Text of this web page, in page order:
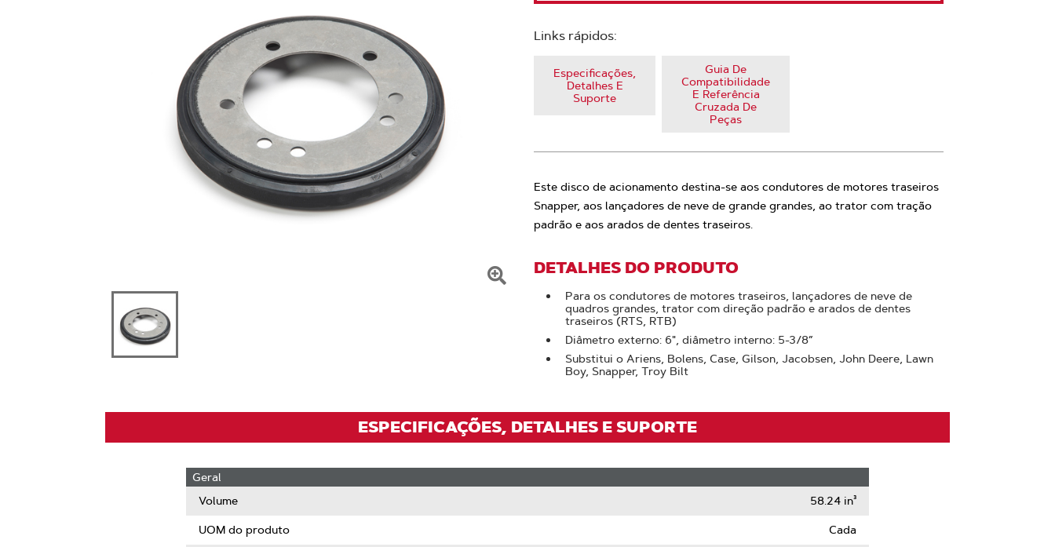
ampliar
Links rápidos:
Especificações,
Detalhes E
Suporte
Guia De
Compatibilidade
E Referência
Cruzada De
Peças
Este disco de acionamento destina-se aos condutores de motores traseiros
Snapper, aos lançadores de neve de grande grandes, ao trator com tração
padrão e aos arados de dentes traseiros.
DETALHES DO PRODUTO
Para os condutores de motores traseiros, lançadores de neve de
quadros grandes, trator com direção padrão e arados de dentes
traseiros (RTS, RTB)
Diâmetro externo: 6", diâmetro interno: 5-3/8”
Substitui o Ariens, Bolens, Case, Gilson, Jacobsen, John Deere, Lawn
Boy, Snapper, Troy Bilt
ESPECIFICAÇÕES, DETALHES E SUPORTE
Geral
Volume
58.24 in³
UOM do produto Cada